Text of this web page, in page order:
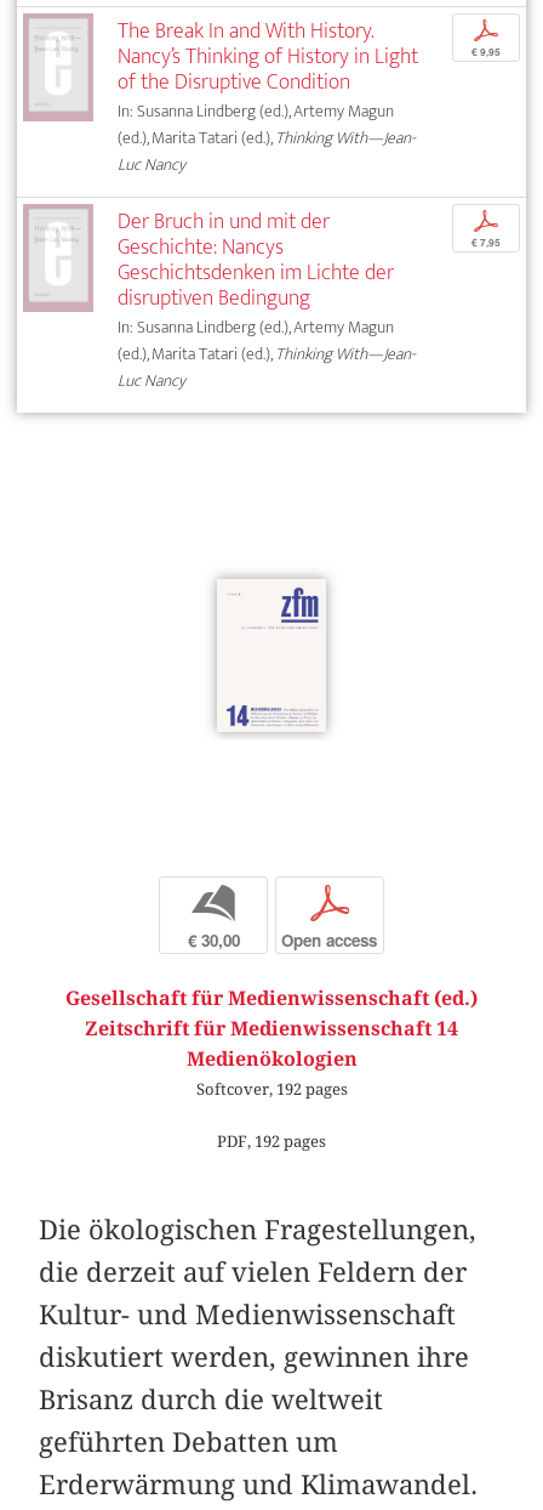
The Break In and With History.
Nancy’s Thinking of History in Light
of the Disruptive Condition
In: Susanna Lindberg (ed.), Artemy Magun
(ed.), Marita Tatari (ed.),Thinking With—Jean-
Luc Nancy
p
€ 9,95
Der Bruch in und mit der
Geschichte: Nancys
Geschichtsdenken im Lichte der
disruptiven Bedingung
In: Susanna Lindberg (ed.), Artemy Magun
(ed.), Marita Tatari (ed.),Thinking With—Jean-
Luc Nancy
p
€ 7,95
b
€ 30,00
p
Open access
Gesellschaft für Medienwissenschaft (ed.)
Zeitschrift für Medienwissenschaft 14
Medienökologien
Softcover, 192 pages
PDF, 192 pages
Die ökologischen Fragestellungen,
die derzeit auf vielen Feldern der
Kultur- und Medienwissenschaft
diskutiert werden, gewinnen ihre
Brisanz durch die weltweit
geführten Debatten um
Erderwärmung und Klimawandel.